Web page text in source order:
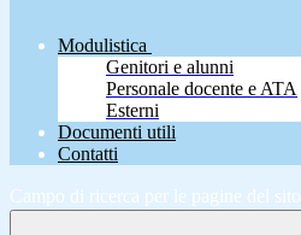
Modulistica
Genitori e alunni
Personale docente e ATA
Esterni
Documenti utili
Contatti
Campo di ricerca per le pagine del sito